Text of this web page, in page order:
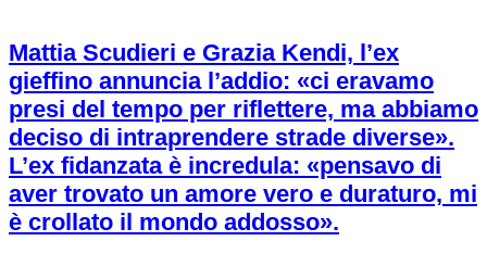
Mattia Scudieri e Grazia Kendi, l’ex
gieffino annuncia l’addio: «ci eravamo
presi del tempo per riflettere, ma abbiamo
deciso di intraprendere strade diverse».
L’ex fidanzata è incredula: «pensavo di
aver trovato un amore vero e duraturo, mi
è crollato il mondo addosso».